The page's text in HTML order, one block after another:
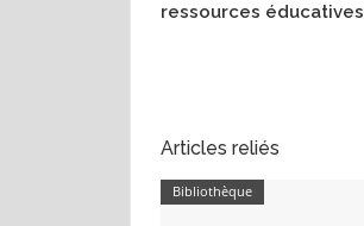
ressources
Articles reliés
Bibliothèque